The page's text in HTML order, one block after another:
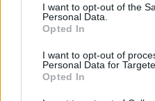
I want to opt-out of the
Personal Data.
Opted In
I want to opt-out of
Personal Data for
Opted In
Renovering av en
VTi
Senaste inlägget av
Antikrundan på 4